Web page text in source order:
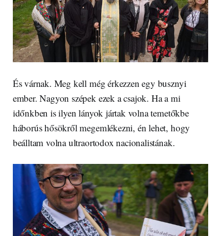
És várnak. Meg kell még érkezzen egy busznyi
ember. Nagyon szépek ezek a csajok. Ha a mi
időnkben is ilyen lányok jártak volna temetőkbe
háborús hősökről megemlékezni, én lehet, hogy
beálltam volna ultraortodox nacionalistának.